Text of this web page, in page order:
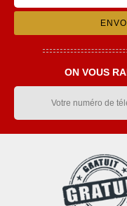
ON VOUS